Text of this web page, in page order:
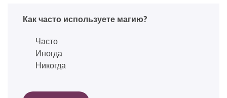
Как часто используете магию?
Часто
Иногда
Никогда